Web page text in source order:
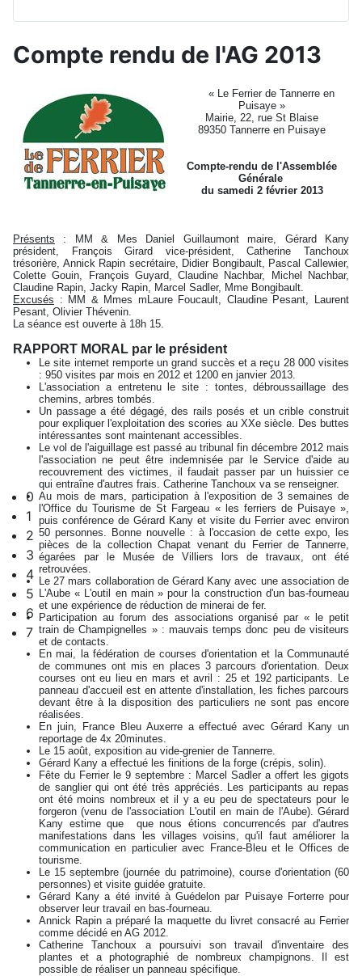
0
1
2
3
4
5
6
7
Compte rendu de l'AG 2013
« Le Ferrier de Tannerre en
Puisaye »
Mairie, 22, rue St Blaise
89350 Tannerre en Puisaye
Compte-rendu de l'Assemblée
Générale
du samedi 2 février 2013
Présents : MM & Mes Daniel Guillaumont maire, Gérard Kany
président, François Girard vice-président, Catherine Tanchoux
trésorière, Annick Rapin secrétaire, Didier Bongibault, Pascal Callewier,
Colette Gouin, François Guyard, Claudine Nachbar, Michel Nachbar,
Claudine Rapin, Jacky Rapin, Marcel Sadler, Mme Bongibault.
Excusés : MM & Mmes mLaure Foucault, Claudine Pesant, Laurent
Pesant, Olivier Thévenin.
La séance est ouverte à 18h 15.
RAPPORT MORAL par le président
Le site internet remporte un grand succès et a reçu 28 000 visites
: 950 visites par mois en 2012 et 1200 en janvier 2013.
L'association a entretenu le site : tontes, débroussaillage des
chemins, arbres tombés.
Un passage a été dégagé, des rails posés et un crible construit
pour expliquer l'exploitation des scories au XXe siècle. Des buttes
intéressantes sont maintenant accessibles.
Le vol de l'aiguillage est passé au tribunal fin décembre 2012 mais
l'association ne peut être indemnisée par le Service d'aide au
recouvrement des victimes, il faudait passer par un huissier ce
qui entraîne d'autres frais. Catherine Tanchoux va se renseigner.
Au mois de mars, participation à l'exposition de 3 semaines de
l'Office du Tourisme de St Fargeau « les ferriers de Puisaye »,
puis conférence de Gérard Kany et visite du Ferrier avec environ
50 personnes. Bonne nouvelle : à l'occasion de cette expo, les
pièces de la collection Chapat venant du Ferrier de Tannerre,
égarées par le Musée de Villiers lors de travaux, ont été
retrouvées.
Le 27 mars collaboration de Gérard Kany avec une association de
L'Aube « L'outil en main » pour la construction d'un bas-fourneau
et une expérience de réduction de minerai de fer.
Participation au forum des associations organisé par « le petit
train de Champignelles » : mauvais temps donc peu de visiteurs
et de contacts.
En mai, la fédération de courses d'orientation et la Communauté
de communes ont mis en places 3 parcours d'orientation. Deux
courses ont eu lieu en mars et avril : 25 et 192 participants. Le
panneau d'accueil est en attente d'installation, les fiches parcours
devant être à la disposition des particuliers ne sont pas encore
réalisées.
En juin, France Bleu Auxerre a effectué avec Gérard Kany un
reportage de 4x 20minutes.
Le 15 août, exposition au vide-grenier de Tannerre.
Gérard Kany a effectué les finitions de la forge (crépis, solin).
Fête du Ferrier le 9 septembre : Marcel Sadler a offert les gigots
de sanglier qui ont été très appréciés. Les participants au repas
ont été moins nombreux et il y a eu peu de spectateurs pour le
forgeron (venu de l'association L'outil en main de l'Aube). Gérard
Kany estime que que nous étions concurrencés par d'autres
manifestations dans les villages voisins, qu'il faut améliorer la
communication en particulier avec France-Bleu et le Offices de
tourisme.
Le 15 septembre (journée du patrimoine), course d'orientation (60
personnes) et visite guidée gratuite.
Gérard Kany a été invité à Guédelon par Puisaye Forterre pour
observer leur travail en bas-fourneau.
Annick Rapin a préparé la maquette du livret consacré au Ferrier
comme décidé en AG 2012.
Catherine Tanchoux a poursuivi son travail d'inventaire des
plantes et a photographié de nombreux champignons. Il est
possible de réaliser un panneau spécifique.